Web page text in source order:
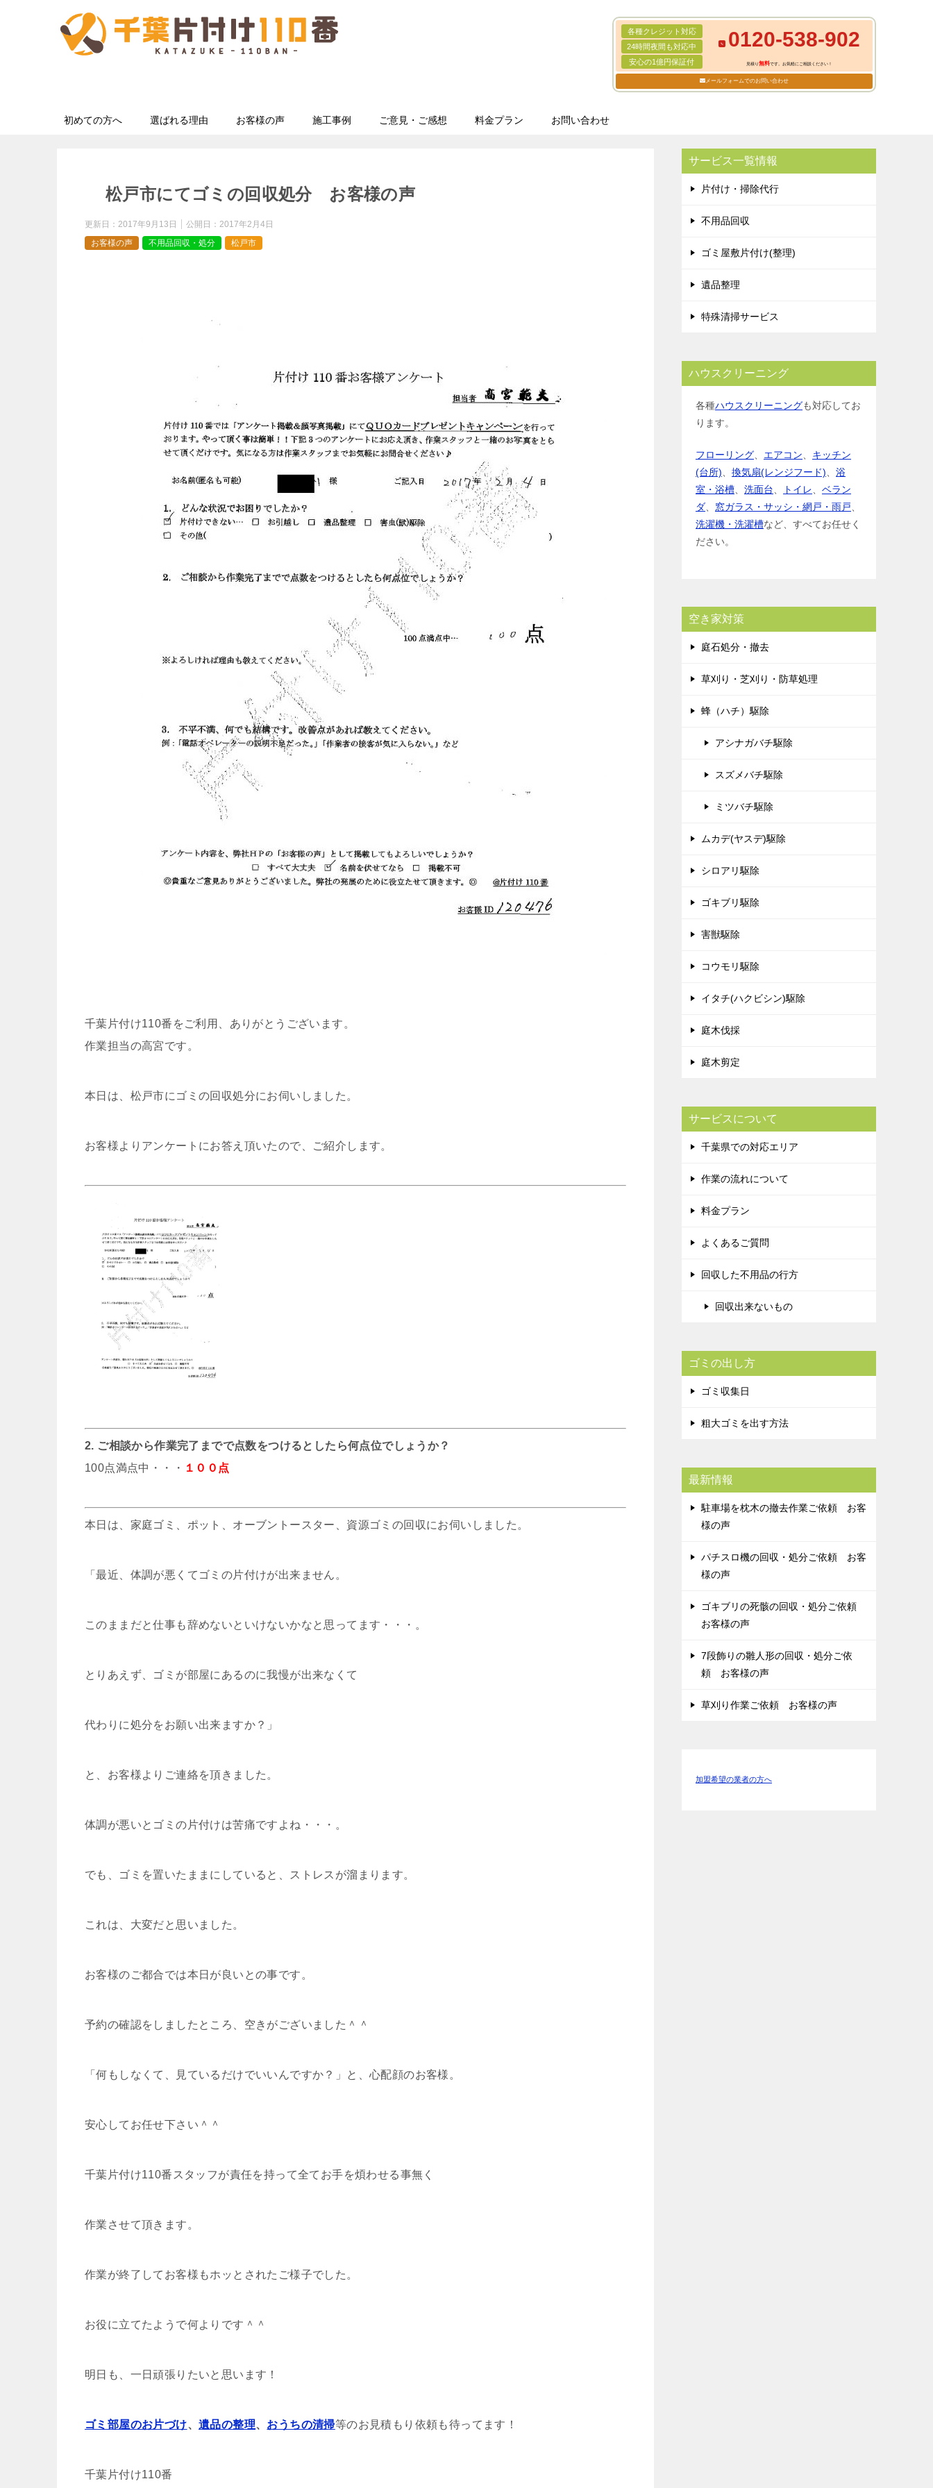
各種クレジット対応
24時間夜間も対応中
安心の1億円保証付
0120-538-902
見積り無料です。お気軽にご相談ください！
メールフォームでのお問い合わせ
初めての方へ 選ばれる理由 お客様の声 施工事例 ご意見・ご感想 料金プラン お問い合わせ
松戸市にてゴミの回収処分 お客様の声
更新日： 2017年9月13日 公開日： 2017年2月4日
お客様の声
不用品回収・処分 松戸市
千葉片付け110番をご利用、ありがとうございます。
作業担当の高宮です。
本日は、松戸市にゴミの回収処分にお伺いしました。
お客様よりアンケートにお答え頂いたので、ご紹介します。
2. ご相談から作業完了までで点数をつけるとしたら何点位でしょうか？
100点満点中・・・ １００点
本日は、家庭ゴミ、ポット、オーブントースター、資源ゴミの回収にお伺いしました。
「最近、体調が悪くてゴミの片付けが出来ません。
このままだと仕事も辞めないといけないかなと思ってます・・・。
とりあえず、ゴミが部屋にあるのに我慢が出来なくて
代わりに処分をお願い出来ますか？」
と、お客様よりご連絡を頂きました。
体調が悪いとゴミの片付けは苦痛ですよね・・・。
でも、ゴミを置いたままにしていると、ストレスが溜まります。
これは、大変だと思いました。
お客様のご都合では本日が良いとの事です。
予約の確認をしましたところ、空きがございました＾＾
「何もしなくて、見ているだけでいいんですか？」と、心配顔のお客様。
安心してお任せ下さい＾＾
千葉片付け110番スタッフが責任を持って全てお手を煩わせる事無く
作業させて頂きます。
作業が終了してお客様もホッとされたご様子でした。
お役に立てたようで何よりです＾＾
明日も、一日頑張りたいと思います！
ゴミ部屋のお片づけ、遺品の整理、 おうちの清掃等のお見積もり依頼も待ってます！
千葉片付け110番
サービス一覧情報
片付け・掃除代行
不用品回収
ゴミ屋敷片付け(整理)
遺品整理
特殊清掃サービス
ハウスクリーニング
各種ハウスクリーニングも対応してお
ります。
フローリング エアコン
キッチン
(台所)
換気扇(レンジフード)
浴
室・浴槽
洗面台 トイレ
ベラン
ダ
窓ガラス・サッシ・網戸・雨戸
洗濯機・洗濯槽など、すべてお任せく
ださい。
空き家対策
庭石処分・撤去
草刈り・芝刈り・防草処理
蜂（ハチ）駆除
アシナガバチ駆除
スズメバチ駆除
ミツバチ駆除
ムカデ(ヤスデ)駆除
シロアリ駆除
ゴキブリ駆除
害獣駆除
コウモリ駆除
イタチ(ハクビシン)駆除
庭木伐採
庭木剪定
サービスについて
千葉県での対応エリア
作業の流れについて
料金プラン
よくあるご質問
回収した不用品の行方
回収出来ないもの
ゴミの出し方
ゴミ収集日
粗大ゴミを出す方法
最新情報
駐車場を枕木の撤去作業ご依頼 お客
様の声
パチスロ機の回収・処分ご依頼 お客
様の声
ゴキブリの死骸の回収・処分ご依頼
お客様の声
7段飾りの雛人形の回収・処分ご依
頼 お客様の声
草刈り作業ご依頼 お客様の声
加盟希望の業者の方へ